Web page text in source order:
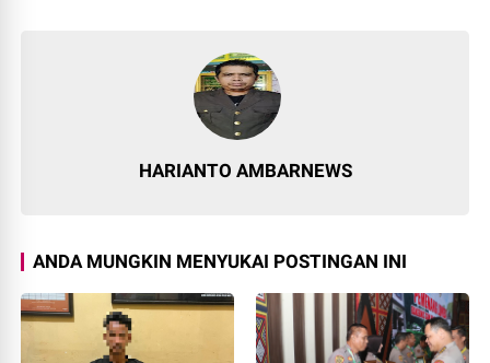
HARIANTO AMBARNEWS
ANDA MUNGKIN MENYUKAI POSTINGAN INI